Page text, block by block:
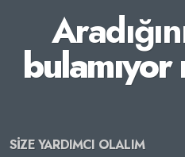
SİZE YARDIMCI OLALIM